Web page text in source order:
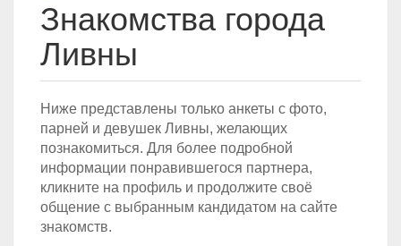
Знакомства города
Ливны
Ниже представлены только анкеты с фото,
парней и девушек Ливны, желающих
познакомиться. Для более подробной
информации понравившегося партнера,
кликните на профиль и продолжите своё
общение с выбранным кандидатом на сайте
знакомств.